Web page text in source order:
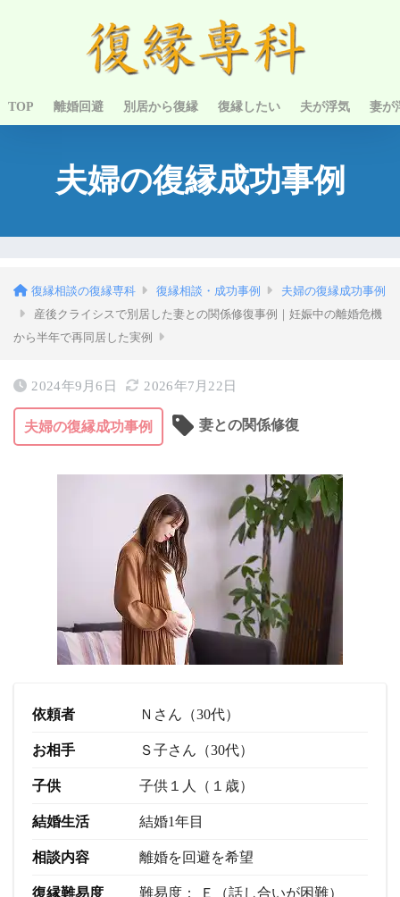
TOP 離婚回避 別居から復縁 復縁したい 夫が浮気 妻が
夫婦の復縁成功事例
復縁相談の復縁専科 復縁相談・成功事例
夫婦の復縁成功事例
産後クライシスで別居した妻との関係修復事例｜妊娠中の離婚危機
から半年で再同居した実例
2024年9月6日 2026年7月22日
夫婦の復縁成功事例 妻との関係修復
依頼者 Ｎさん（30代）
お相手 Ｓ子さん（30代）
子供 子供１人（１歳）
結婚生活 結婚1年目
相談内容 離婚を回避を希望
復縁難易度 難易度： Ｅ（話し合いが困難）